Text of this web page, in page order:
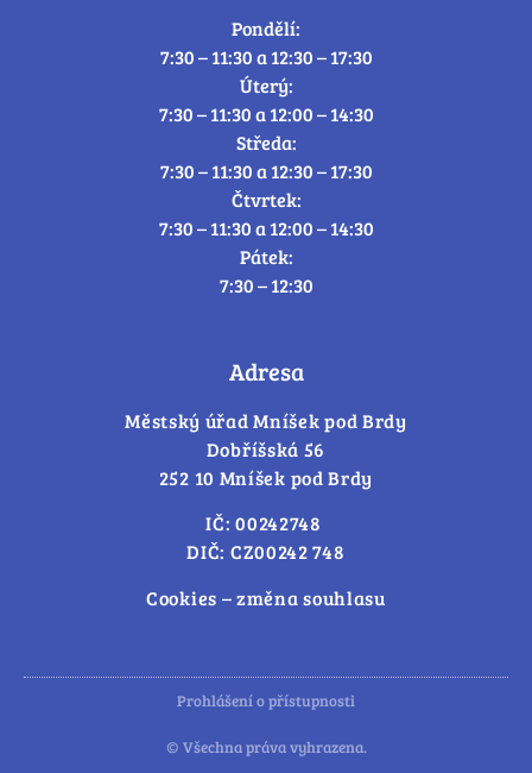
Pondělí:
7:30 – 11:30 a 12:30 – 17:30
Úterý:
7:30 – 11:30 a 12:00 – 14:30
Středa:
7:30 – 11:30 a 12:30 – 17:30
Čtvrtek:
7:30 – 11:30 a 12:00 – 14:30
Pátek:
7:30 – 12:30
Adresa
Městský úřad Mníšek pod Brdy
Dobříšská 56
252 10 Mníšek pod Brdy
IČ: 00242748
DIČ: CZ00242 748
Cookies – změna souhlasu
Prohlášení o přístupnosti
© Všechna práva vyhrazena.